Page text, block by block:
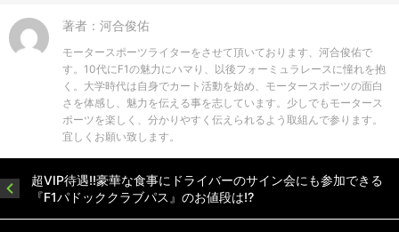
著者：河合俊佑
モータースポーツライターをさせて頂いております、河合俊佑で
す。10代にF1の魅力にハマり、以後フォーミュラレースに憧れを抱
く。大学時代は自身でカート活動を始め、モータースポーツの面白
さを体感し、魅力を伝える事を志しています。少しでもモータース
ポーツを楽しく、分かりやすく伝えられるよう取組んで参ります。
宜しくお願い致します。
超VIP待遇!!豪華な食事にドライバーのサイン会にも参加できる
『F1パドッククラブパス』のお値段は!?